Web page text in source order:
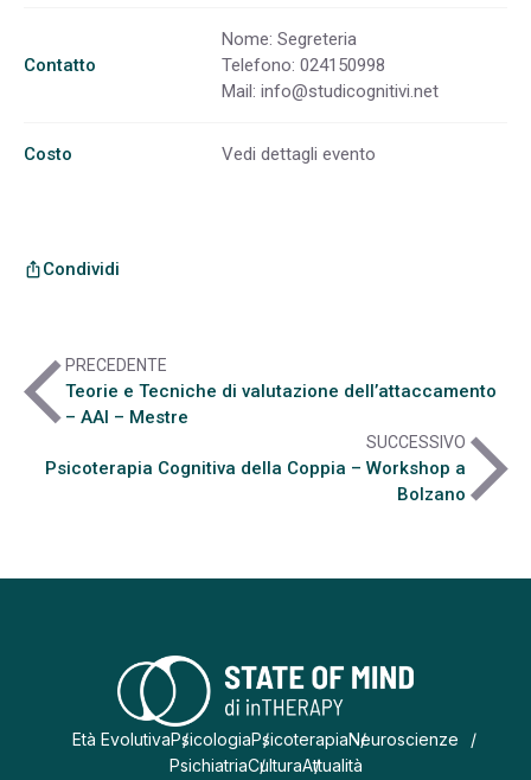
Contatto
Nome: Segreteria
Telefono: 024150998
Mail: info@studicognitivi.net
Costo Vedi dettagli evento
ios_shareCondividi
arrow_back_iosPRECEDENTE
Teorie e Tecniche di valutazione dell’attaccamento
– AAI – Mestre
SUCCESSIVO
Psicoterapia Cognitiva della Coppia – Workshop a
Bolzanoarrow_forward_ios
Età EvolutivaPsicologiaPsicoterapiaNeuroscienze
PsichiatriaCulturaAttualità